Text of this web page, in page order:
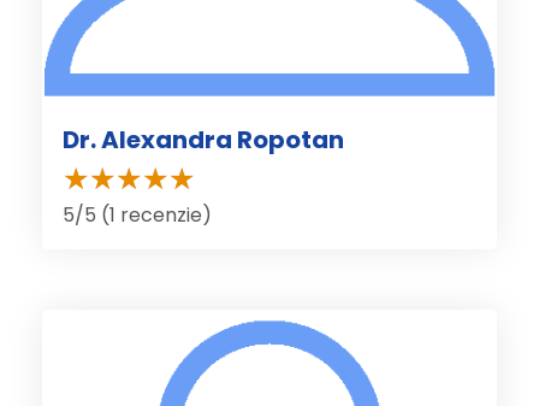
Dr. Alexandra Ropotan
5/5 (1 recenzie)